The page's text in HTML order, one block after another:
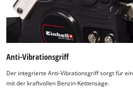
Anti-Vibrationsgriff
Der integrierte Anti-Vibrationsgriff sorgt für
mit der kraftvollen Benzin-Kettensäge.